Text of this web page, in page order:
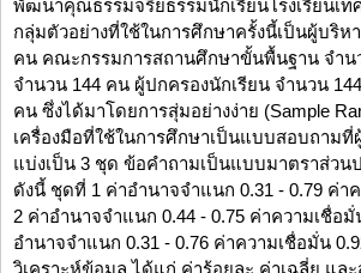
พัฒนาคุณธรรมจริยธรรมนักเรียนโรงเรียนเ
กลุ่มตัวอย่างที่ใช้ในการศึกษาครั้งนี้เป็นผู้บริห
คน คณะกรรมการสถานศึกษาขั้นพื้นฐาน จำน
จำนวน 144 คน ผู้ปกครองนักเรียน จำนวน
คน ซึ่งได้มาโดยการสุ่มอย่างง่าย (Sample
เครื่องมือที่ใช้ในการศึกษาเป็นแบบสอบถามที่
แบ่งเป็น 3 ชุด ข้อคำถามเป็นแบบมาตราส่วน
ดังนี้ ชุดที่ 1 ค่าอำนาจจำแนก 0.31 - 0.79 ค่า
2 ค่าอำนาจจำแนก 0.44 - 0.75 ค่าความเชื่อ
อำนาจจำแนก 0.31 - 0.76 ค่าความเชื่อมั่น